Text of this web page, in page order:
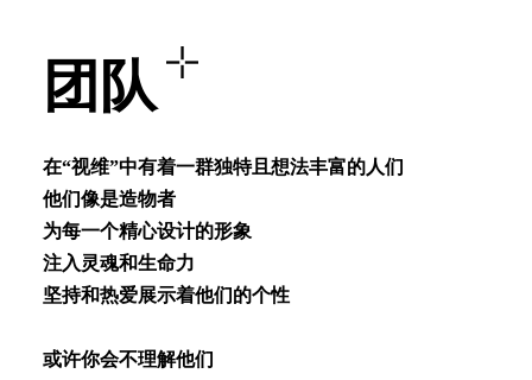
团队
在“视维”中有着⼀群独特且想法丰富的⼈们
他们像是造物者
为每⼀个精⼼设计的形象
注⼊灵魂和⽣命⼒
坚持和热爱展⽰着他们的个性
或许你会不理解他们